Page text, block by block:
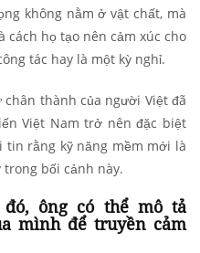
không nằm ở vật chất, mà
cách họ tạo nên cảm xúc cho
tác hay là một kỳ nghỉ.
thành của người Việt đã
Việt Nam trở nên đặc biệt
tin rằng kỹ năng mềm mới là
trong bối cảnh này.
ông có thể mô tả
mình để truyền cảm